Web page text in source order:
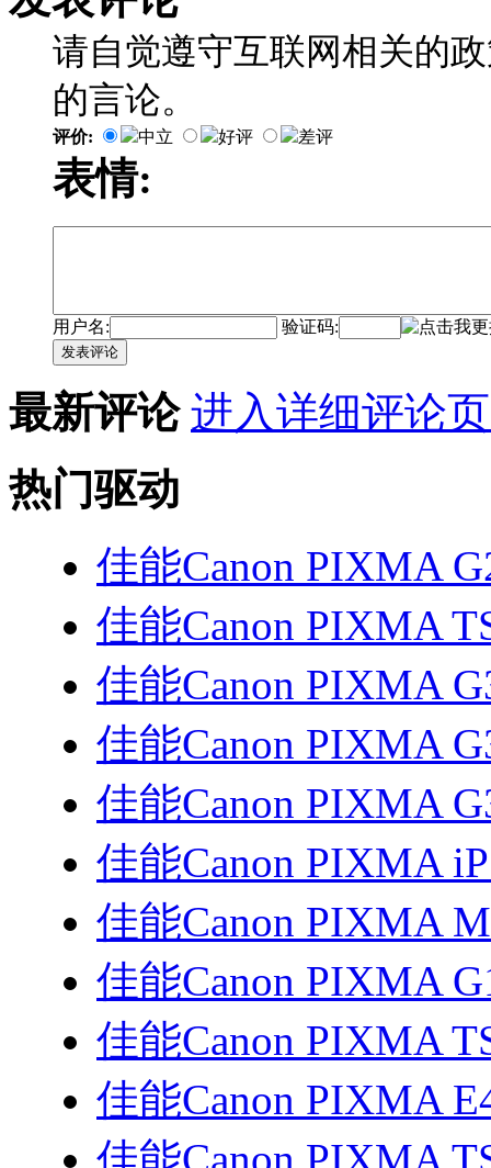
请自觉遵守互联网相关的
的言论。
评价: 中立 好评 差评
表情:
用户名: 验证码:
发表评论
最新评论 进入详细评论
热门驱动
佳能Canon PIXMA
佳能Canon PIXMA
佳能Canon PIXMA
佳能Canon PIXMA
佳能Canon PIXMA
佳能Canon PIXMA
佳能Canon PIXMA
佳能Canon PIXMA
佳能Canon PIXMA
佳能Canon PIXMA